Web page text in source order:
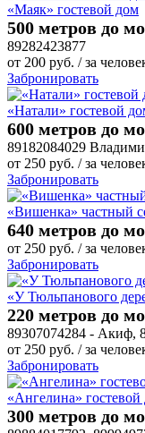
«Маяк» гостевой дом
500 метров до
89282423877
от 200 руб. / за
Забронировать
«Натали» гостевой
600 метров до
89182084029
от 250 руб. / за
Забронировать
«Вишенка» частный
640 метров до
от 250 руб. / за
Забронировать
«У Тюльпанового
220 метров до
89307074284 - Акиф,
от 250 руб. / за
Забронировать
«Ангелина» гостевой
300 метров до